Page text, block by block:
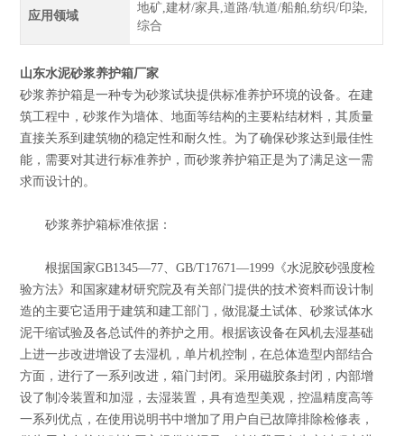
应用领域
地矿,建材/家具,道路/轨道/船舶,纺织/印染,
综合
山东水泥砂浆养护箱厂家
砂浆养护箱是一种专为砂浆试块提供标准养护环境的设备。在建
筑工程中，砂浆作为墙体、地面等结构的主要粘结材料，其质量
直接关系到建筑物的稳定性和耐久性。为了确保砂浆达到最佳性
能，需要对其进行标准养护，而砂浆养护箱正是为了满足这一需
求而设计的。
砂浆养护箱标准依据：
根据国家GB1345—77、GB/T17671—1999《水泥胶砂强度检
验方法》和国家建材研究院及有关部门提供的技术资料而设计制
造的主要它适用于建筑和建工部门，做混凝土试体、砂浆试体水
泥干缩试验及各总试件的养护之用。根据该设备在风机去湿基础
上进一步改进增设了去湿机，单片机控制，在总体造型内部结合
方面，进行了一系列改进，箱门封闭。采用磁胶条封闭，内部增
设了制冷装置和加湿，去湿装置，具有造型美观，控温精度高等
一系列优点，在使用说明书中增加了用户自已故障排除检修表，